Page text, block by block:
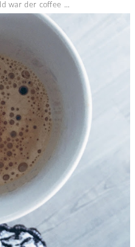
war der coffee ...